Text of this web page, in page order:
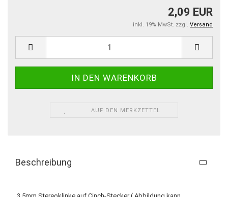
2,09 EUR
inkl. 19% MwSt. zzgl. Versand
AUF DEN MERKZETTEL
Beschreibung